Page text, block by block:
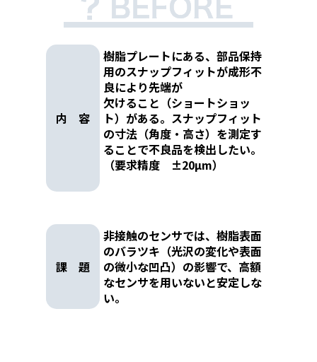
内 容
樹脂プレートにある、部品保持
用のスナップフィットが成形不
良により先端が
欠けること（ショートショッ
ト）がある。スナップフィット
の寸法（角度・高さ）を測定す
ることで不良品を検出したい。
（要求精度 ±20μm）
課 題
非接触のセンサでは、樹脂表面
のバラツキ（光沢の変化や表面
の微小な凹凸）の影響で、高額
なセンサを用いないと安定しな
い。